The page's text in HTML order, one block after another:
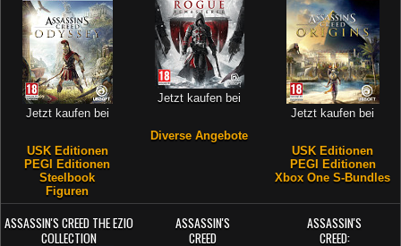
Jetzt kaufen bei
USK Editionen
PEGI Editionen
Steelbook
Figuren
Jetzt kaufen bei
Diverse Angebote
Jetzt kaufen bei
USK Editionen
PEGI Editionen
Xbox One S-Bundles
ASSASSIN'S CREED THE EZIO
COLLECTION
ASSASSIN'S
CREED
ASSASSIN'S
CREED: